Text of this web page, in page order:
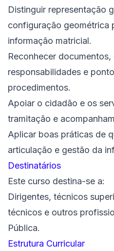
Distinguir representação
configuração geométrica
informação matricial.
Reconhecer documentos,
responsabilidades e
procedimentos.
Apoiar o cidadão e os
tramitação e
Aplicar boas práticas de
articulação e gestão da
Destinatários
Este curso destina-se a:
Dirigentes, técnicos
técnicos e outros
Pública.
Estrutura Curricular